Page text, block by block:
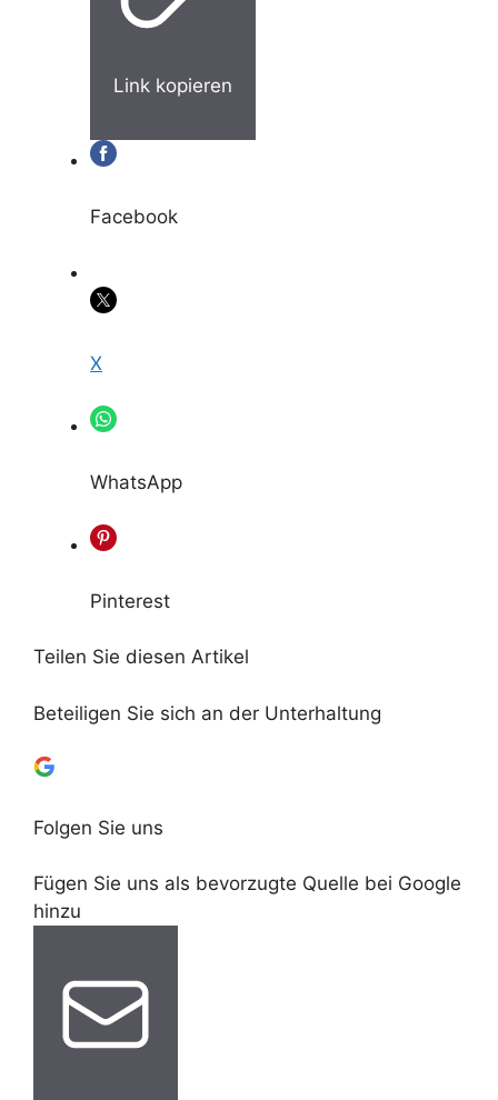
Link kopieren
Facebook
X
WhatsApp
Pinterest
Teilen Sie diesen Artikel
Beteiligen Sie sich an der Unterhaltung
Folgen Sie uns
Fügen Sie uns als bevorzugte Quelle bei Google
hinzu